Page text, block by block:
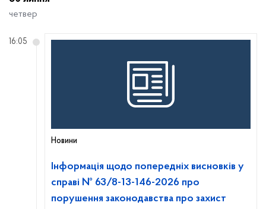
четвер
Новини
Інформація щодо попередніх висновків у
справі № 63/8-13-146-2026 про
порушення законодавства про захист
16:05